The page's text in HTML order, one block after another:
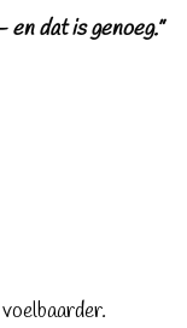
dat is genoeg.”